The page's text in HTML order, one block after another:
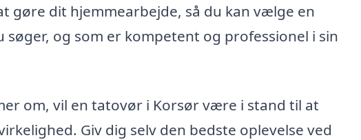
dit hjemmearbejde, så du kan vælge en
og som er kompetent og professionel i sin
om, vil en tatovør i Korsør være i stand til at
Giv dig selv den bedste oplevelse ved